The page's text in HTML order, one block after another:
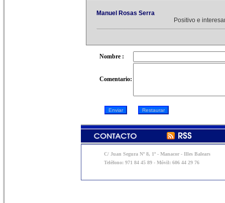
Manuel Rosas Serra
Positivo e
Nombre :
Comentario:
C/ Juan Segura Nº 8, 1º - Manacor - Illes Balears
Teléfono: 971 84 45 89 - Móvil: 606 44 29 76